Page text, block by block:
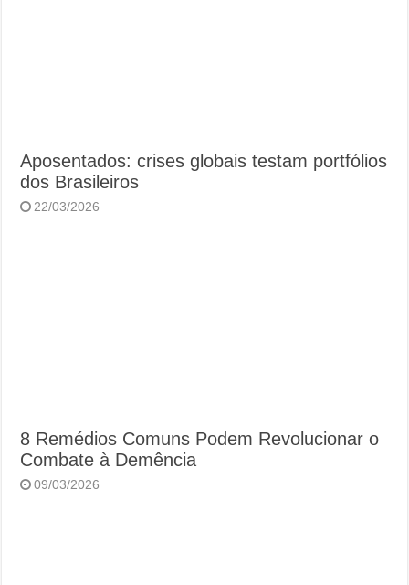
Aposentados: crises globais testam portfólios
dos Brasileiros
22/03/2026
8 Remédios Comuns Podem Revolucionar o
Combate à Demência
09/03/2026